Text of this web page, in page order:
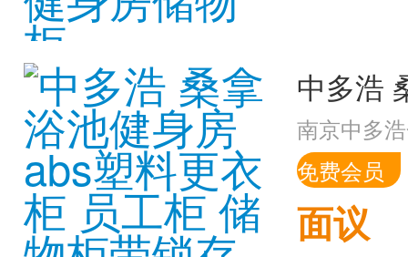
南京中多
免费会员
面议